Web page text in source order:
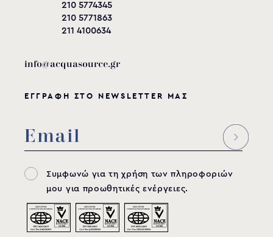
210 5774345
210 5771863
211 4100634
info@acquasource.gr
ΕΓΓΡΑΦΗ ΣΤΟ NEWSLETTER ΜΑΣ
Συμφωνώ για τη χρήση των πληροφοριών
μου για προωθητικές ενέργειες.